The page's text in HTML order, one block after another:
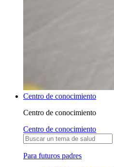
Centro de conocimiento
Centro de conocimiento
Centro de conocimiento
Para futuros padres